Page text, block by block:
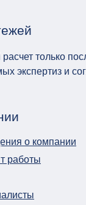
только
экспертиз и
о компании
работы